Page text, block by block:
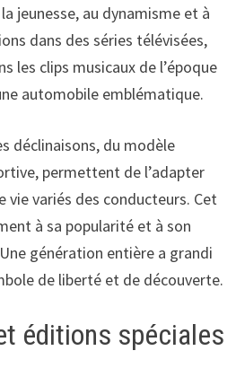
jeunesse, au dynamisme et à
dans des séries télévisées,
les clips musicaux de l’époque
automobile emblématique.
déclinaisons, du modèle
permettent de l’adapter
vie variés des conducteurs. Cet
à sa popularité et à son
génération entière a grandi
de liberté et de découverte.
éditions spéciales